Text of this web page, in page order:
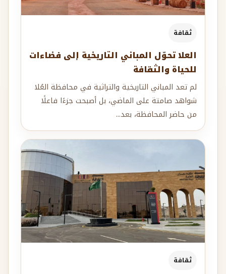
ثقافة
العلا تحوّل المباني التاريخية إلى فضاءات
للحياة والثقافة
لم تعد المباني التاريخية والتراثية في محافظة العُلا
شواهد صامتة على الماضي، بل أصبحت جزءًا فاعلًا
من حاضر المحافظة، بعد...
ثقافة